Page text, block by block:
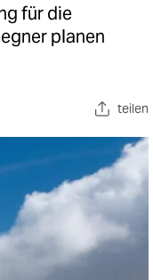
für die
planen
teilen